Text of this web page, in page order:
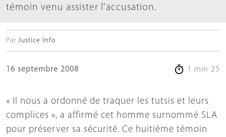
témoin venu assister l'accusation.
Par Justice Info
16 septembre 2008 1 min 25
« Il nous a ordonné de traquer les tutsis et leurs
complices », a affirmé cet homme surnommé SLA
pour préserver sa sécurité. Ce huitième témoin